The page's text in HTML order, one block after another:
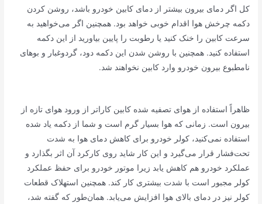
کل اگر دمای بیرون بیشتر از دمای کابین خودرو باشد، روشن کردن
دکمه چرخش هوا اقدام خوبی خواهد بود. همچنین اگر می‌خواهید به
سرعت کابین را خنک کنید یا رطوبت را پایین بیاورید از این دکمه
استفاده کنید. همچنین با روشن شدن این دکمه دود، گردوغبار و بوهای
نامطبوع بیرون خودرو وارد کابین نخواهند شد.
ظاهراً استفاده از هوای تصفیه شده کابین کاراتر از ورود هوای تازه از
بیرون است. زمانی که هوا بسیار گرم است و شما از دکمه یاد شده
استفاده نمی‌کنید، کولر خودرو برای کاهش دمای هوا به شدت
تحت‌فشار قرار می‌گیرد و این کار شاید روی کارکرد آن اثر بگذارد و
عملکرد خودرو هم کاهش یابد زیرا موتور خودرو برای حفظ عملکرد
کولر مجبور است با شدت بیشتری کار کند. همچنین استهلاک قطعات
کولر نیز در دمای بالای هوا افزایش می‌یابد. همان‌طور که گفته شد،